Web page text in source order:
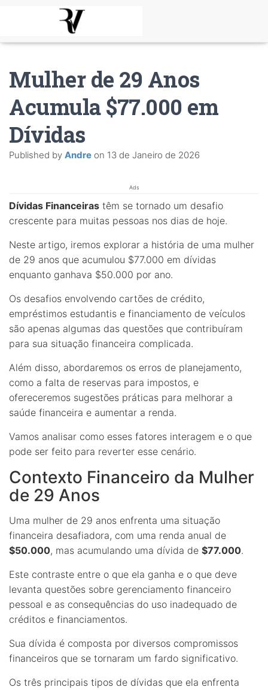
Mulher de 29 Anos
Acumula $77.000 em
Dívidas
Published by Andre on 13 de Janeiro de 2026
Ads
Dívidas Financeiras têm se tornado um desafio
crescente para muitas pessoas nos dias de hoje.
Neste artigo, iremos explorar a história de uma mulher
de 29 anos que acumulou $77.000 em dívidas
enquanto ganhava $50.000 por ano.
Os desafios envolvendo cartões de crédito,
empréstimos estudantis e financiamento de veículos
são apenas algumas das questões que contribuíram
para sua situação financeira complicada.
Além disso, abordaremos os erros de planejamento,
como a falta de reservas para impostos, e
ofereceremos sugestões práticas para melhorar a
saúde financeira e aumentar a renda.
Vamos analisar como esses fatores interagem e o que
pode ser feito para reverter esse cenário.
Contexto Financeiro da Mulher
de 29 Anos
Uma mulher de 29 anos enfrenta uma situação
financeira desafiadora, com uma renda anual de
$50.000, mas acumulando uma dívida de $77.000.
Este contraste entre o que ela ganha e o que deve
levanta questões sobre gerenciamento financeiro
pessoal e as consequências do uso inadequado de
créditos e financiamentos.
Sua dívida é composta por diversos compromissos
financeiros que se tornaram um fardo significativo.
Os três principais tipos de dívidas que ela enfrenta